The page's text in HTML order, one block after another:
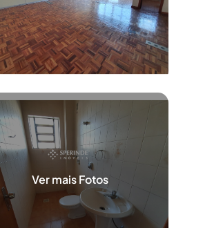
Ver mais Fotos